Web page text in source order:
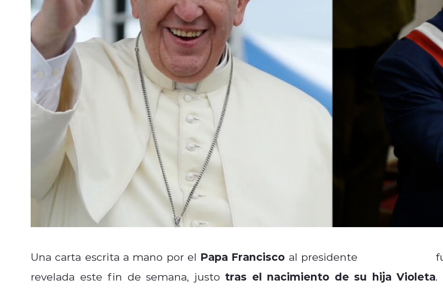
Una carta escrita a mano por el Papa Francisco al presidente
revelada este fin de semana, justo tras el nacimiento de su hija Violeta.